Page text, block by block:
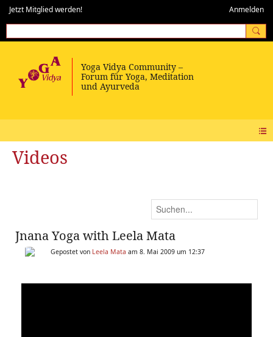
Jetzt Mitglied werden! Anmelden
Videos
Jnana Yoga with Leela Mata
Gepostet von Leela Mata am 8. Mai 2009 um 12:37